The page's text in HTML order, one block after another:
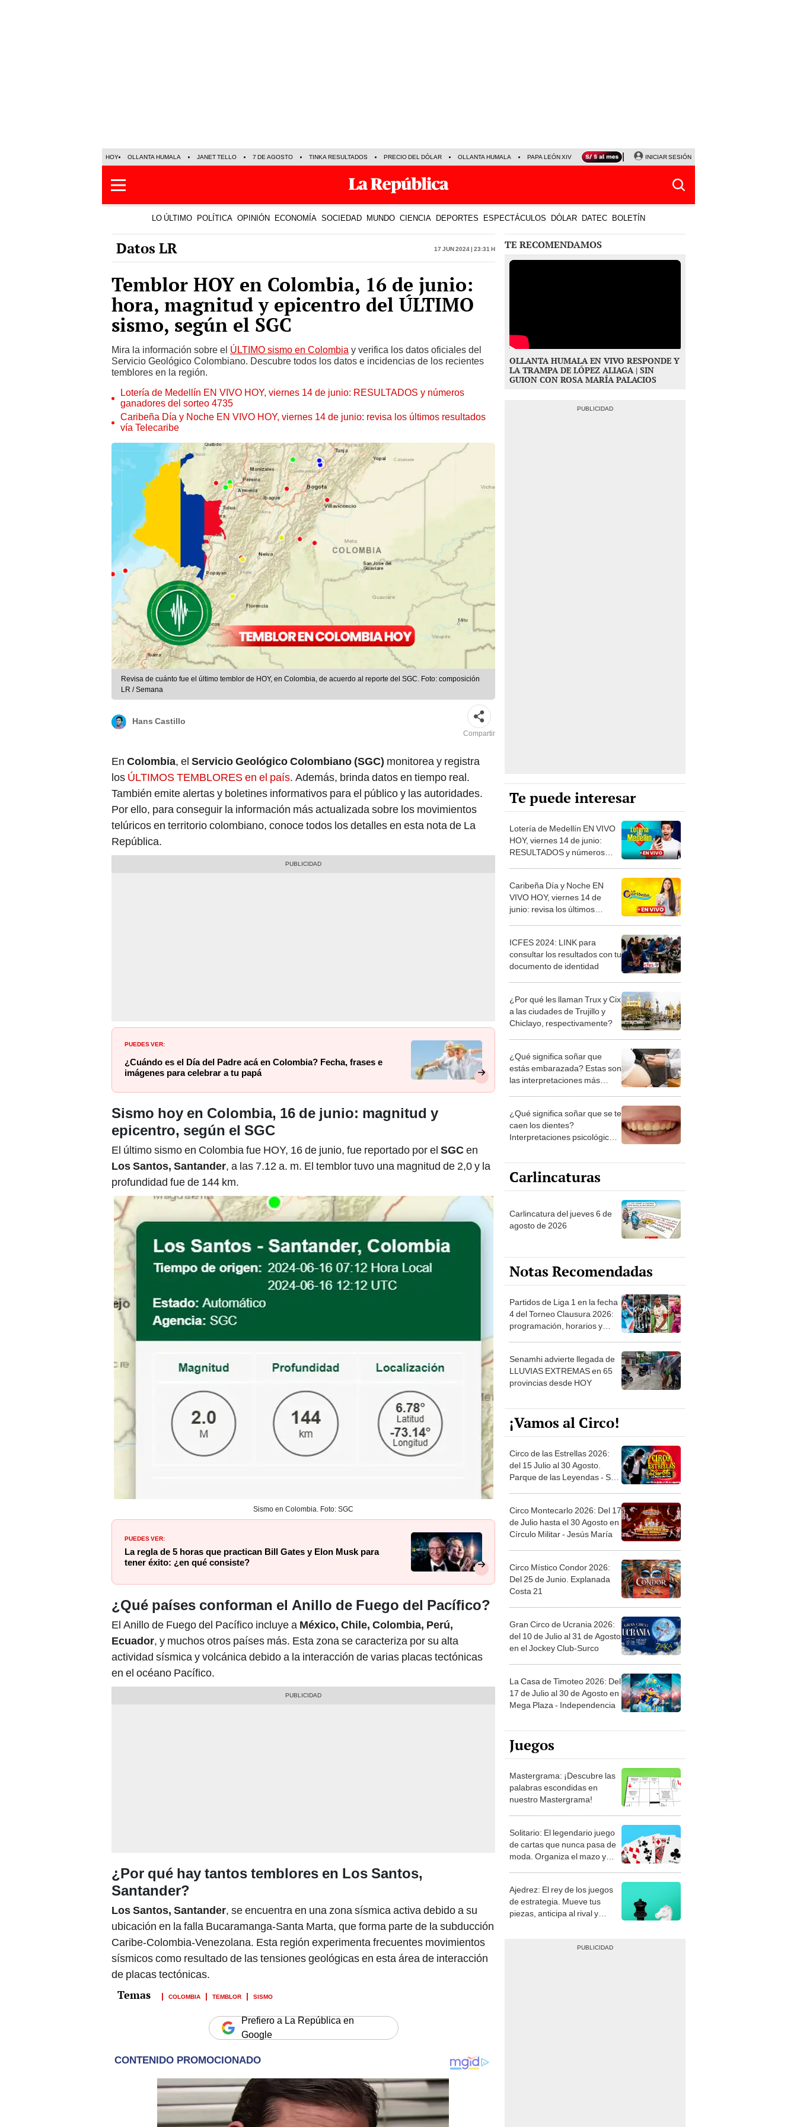
HOY OLLANTA HUMALA JANET TELLO 7 DE AGOSTO TINKA RESULTADOS PRECIO DEL DÓLAR OLLANTA HUMALA PAPA LEÓN XIV NALDY SALDAÑA LA BELLA LUZ
INICIAR SESIÓN
LO ÚLTIMO POLÍTICA OPINIÓN ECONOMÍA SOCIEDAD MUNDO CIENCIA DEPORTES ESPECTÁCULOS DÓLAR DATEC BOLETÍN
Datos LR 17 Jun 2024 | 23:31 h
Temblor HOY en Colombia, 16 de junio:
hora, magnitud y epicentro del ÚLTIMO
sismo, según el SGC
Mira la información sobre el ÚLTIMO sismo en Colombia y verifica los datos oficiales del
Servicio Geológico Colombiano. Descubre todos los datos e incidencias de los recientes
temblores en la región.
Lotería de Medellín EN VIVO HOY, viernes 14 de junio: RESULTADOS y números
ganadores del sorteo 4735
Caribeña Día y Noche EN VIVO HOY, viernes 14 de junio: revisa los últimos resultados
vía Telecaribe
Revisa de cuánto fue el último temblor de HOY, en Colombia, de acuerdo al reporte del SGC. Foto: composición
LR / Semana
Hans Castillo
Compartir
En Colombia, el Servicio Geológico Colombiano (SGC) monitorea y registra
los ÚLTIMOS TEMBLORES en el país. Además, brinda datos en tiempo real.
También emite alertas y boletines informativos para el público y las autoridades.
Por ello, para conseguir la información más actualizada sobre los movimientos
telúricos en territorio colombiano, conoce todos los detalles en esta nota de La
República.
PUEDES VER:
¿Cuándo es el Día del Padre acá en Colombia? Fecha, frases e
imágenes para celebrar a tu papá
Sismo hoy en Colombia, 16 de junio: magnitud y
epicentro, según el SGC
El último sismo en Colombia fue HOY, 16 de junio, fue reportado por el SGCen
Los Santos, Santander, a las 7.12 a. m. El temblor tuvo una magnitud de 2,0 y la
profundidad fue de 144 km.
Sismo en Colombia. Foto: SGC
PUEDES VER:
La regla de 5 horas que practican Bill Gates y Elon Musk para
tener éxito: ¿en qué consiste?
¿Qué países conforman el Anillo de Fuego del Pacífico?
El Anillo de Fuego del Pacífico incluye a México, Chile, Colombia, Perú,
Ecuador, y muchos otros países más. Esta zona se caracteriza por su alta
actividad sísmica y volcánica debido a la interacción de varias placas tectónicas
en el océano Pacífico.
¿Por qué hay tantos temblores en Los Santos,
Santander?
Los Santos, Santander, se encuentra en una zona sísmica activa debido a su
ubicación en la falla Bucaramanga-Santa Marta, que forma parte de la subducción
Caribe-Colombia-Venezolana. Esta región experimenta frecuentes movimientos
sísmicos como resultado de las tensiones geológicas en esta área de interacción
de placas tectónicas.
COLOMBIA TEMBLOR SISMO
Prefiero a La República en
Google
TE RECOMENDAMOS
OLLANTA HUMALA EN VIVO RESPONDE Y
LA TRAMPA DE LÓPEZ ALIAGA | SIN
GUION CON ROSA MARÍA PALACIOS
Te puede interesar
Lotería de Medellín EN VIVO
HOY, viernes 14 de junio:
RESULTADOS y números
Caribeña Día y Noche EN
VIVO HOY, viernes 14 de
junio: revisa los últimos
ICFES 2024: LINK para
consultar los resultados con tu
documento de identidad
¿Por qué les llaman Trux y Cix
a las ciudades de Trujillo y
Chiclayo, respectivamente?
¿Qué significa soñar que
estás embarazada? Estas son
las interpretaciones más
¿Qué significa soñar que se te
caen los dientes?
Interpretaciones psicológicas
Carlincaturas
Carlincatura del jueves 6 de
agosto de 2026
Notas Recomendadas
Partidos de Liga 1 en la fecha
4 del Torneo Clausura 2026:
programación, horarios y
Senamhi advierte llegada de
LLUVIAS EXTREMAS en 65
provincias desde HOY
¡Vamos al Circo!
Circo de las Estrellas 2026:
del 15 Julio al 30 Agosto.
Parque de las Leyendas - San
Circo Montecarlo 2026: Del 17
de Julio hasta el 30 Agosto en
Círculo Militar - Jesús María
Circo Místico Condor 2026:
Del 25 de Junio. Explanada
Costa 21
Gran Circo de Ucrania 2026:
del 10 de Julio al 31 de Agosto
en el Jockey Club-Surco
La Casa de Timoteo 2026: Del
17 de Julio al 30 de Agosto en
Mega Plaza - Independencia
Juegos
Mastergrama: ¡Descubre las
palabras escondidas en
nuestro Mastergrama!
Solitario: El legendario juego
de cartas que nunca pasa de
moda. Organiza el mazo y
Ajedrez: El rey de los juegos
de estrategia. Mueve tus
piezas, anticipa al rival y